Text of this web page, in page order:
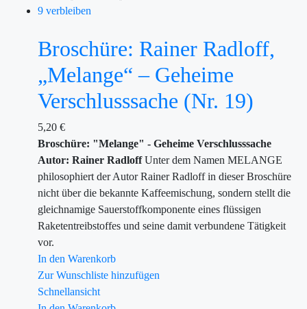
9 verbleiben
Broschüre: Rainer Radloff,
„Melange“ – Geheime
Verschlusssache (Nr. 19)
5,20 €
Broschüre: "Melange" - Geheime Verschlusssache
Autor: Rainer RadloffUnter dem Namen MELANGE
philosophiert der Autor Rainer Radloff in dieser Broschüre
nicht über die bekannte Kaffeemischung, sondern stellt die
gleichnamige Sauerstoffkomponente eines flüssigen
Raketentreibstoffes und seine damit verbundene Tätigkeit
vor.
In den Warenkorb
Zur Wunschliste hinzufügen
Schnellansicht